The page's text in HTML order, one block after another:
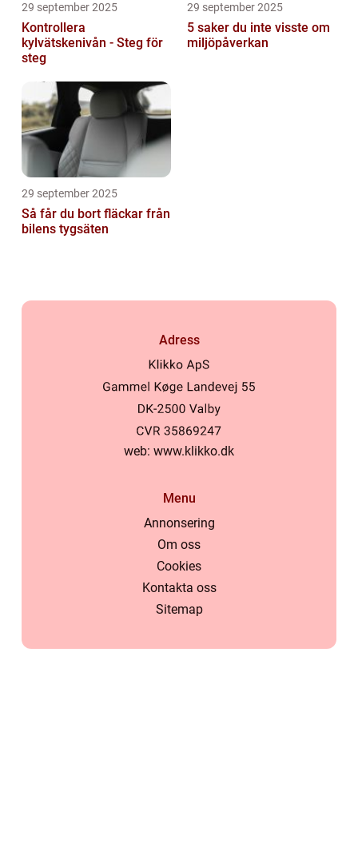
29 september 2025
Kontrollera
kylvätskenivån - Steg för
steg
29 september 2025
5 saker du inte visste om
miljöpåverkan
29 september 2025
Så får du bort fläckar från
bilens tygsäten
Adress
web: www.klikko.dk
Menu
Annonsering
Om oss
Cookies
Kontakta oss
Sitemap